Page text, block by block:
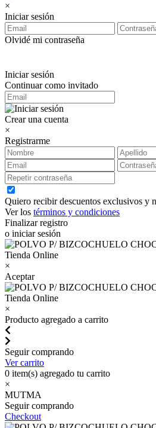
×
Iniciar sesión
Olvidé mi contraseña
Iniciar sesión
Continuar como invitado
Crear una cuenta
×
Registrarme
Quiero recibir descuentos exclusivos y
Ver los términos y condiciones
Finalizar registro
o iniciar sesión
×
Aceptar
×
Producto agregado a carrito
Seguir comprando
Ver carrito
0 item(s) agregado tu carrito
×
MUTMA
Seguir comprando
Checkout